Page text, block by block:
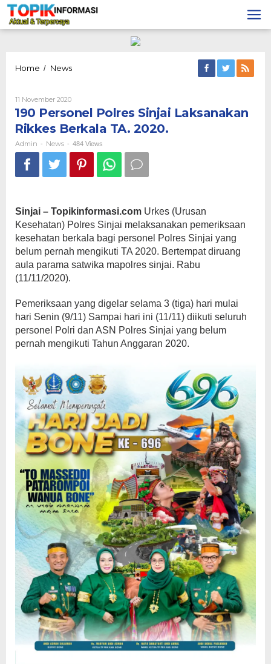
Lewati
konten
Home / News190
Laksanakan
Rikkes
Berkala
TA.
2020.
11 November 2020Oleh
Admin
190 Personel Polres Sinjai Laksanakan
Rikkes Berkala TA. 2020.
Admin - News - 484 Views
Sinjai – Topikinformasi.com Urkes (Urusan
Kesehatan) Polres Sinjai melaksanakan pemeriksaan
kesehatan berkala bagi personel Polres Sinjai yang
belum pernah mengikuti TA 2020. Bertempat diruang
aula parama satwika mapolres sinjai. Rabu
(11/11/2020).
Pemeriksaan yang digelar selama 3 (tiga) hari mulai
hari Senin (9/11) Sampai hari ini (11/11) diikuti seluruh
personel Polri dan ASN Polres Sinjai yang belum
pernah mengikuti Tahun Anggaran 2020.